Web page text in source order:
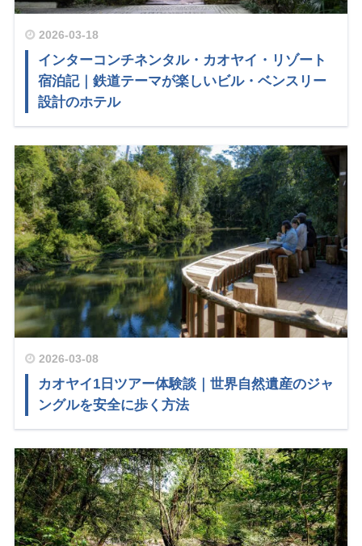
2026-03-18
インターコンチネンタル・カオヤイ・リゾート
宿泊記｜鉄道テーマが楽しいビル・ベンスリー
設計のホテル
2026-03-08
カオヤイ1日ツアー体験談｜世界自然遺産のジャ
ングルを安全に歩く方法